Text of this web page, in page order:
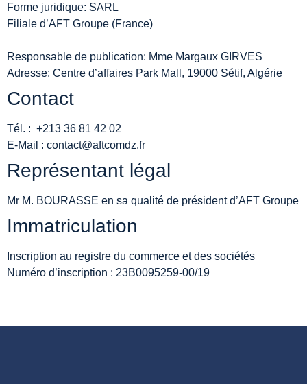
Forme juridique: SARL
Filiale d’AFT Groupe (France)
Responsable de publication: Mme Margaux GIRVES
Adresse: Centre d’affaires Park Mall, 19000 Sétif, Algérie
Contact
Tél. : +213 36 81 42 02
E-Mail : contact@aftcomdz.fr
Représentant légal
Mr M. BOURASSE en sa qualité de président d’AFT Groupe
Immatriculation
Inscription au registre du commerce et des sociétés
Numéro d’inscription : 23B0095259-00/19